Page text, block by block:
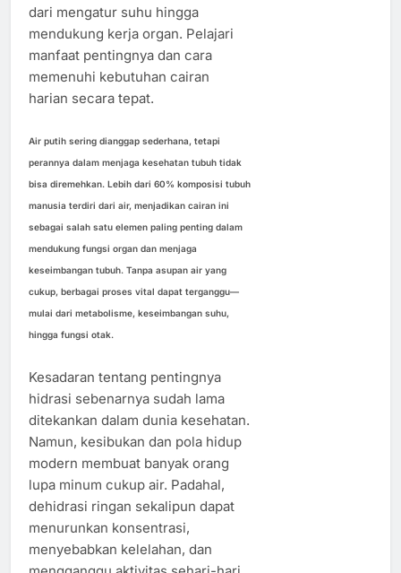
dari mengatur suhu hingga
mendukung kerja organ. Pelajari
manfaat pentingnya dan cara
memenuhi kebutuhan cairan
harian secara tepat.
Air putih sering dianggap sederhana, tetapi
perannya dalam menjaga kesehatan tubuh tidak
bisa diremehkan. Lebih dari 60% komposisi tubuh
manusia terdiri dari air, menjadikan cairan ini
sebagai salah satu elemen paling penting dalam
mendukung fungsi organ dan menjaga
keseimbangan tubuh. Tanpa asupan air yang
cukup, berbagai proses vital dapat terganggu—
mulai dari metabolisme, keseimbangan suhu,
hingga fungsi otak.
Kesadaran tentang pentingnya
hidrasi sebenarnya sudah lama
ditekankan dalam dunia kesehatan.
Namun, kesibukan dan pola hidup
modern membuat banyak orang
lupa minum cukup air. Padahal,
dehidrasi ringan sekalipun dapat
menurunkan konsentrasi,
menyebabkan kelelahan, dan